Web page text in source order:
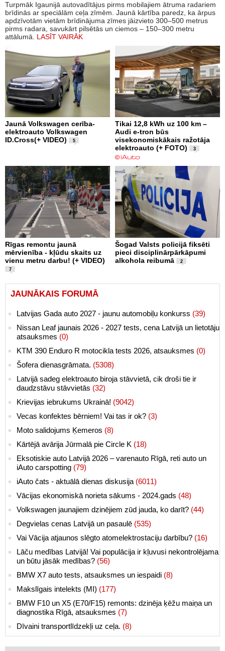
Turpmāk Igaunijā autovadītājus pirms mobilajiem ātruma radariem
brīdinās ar speciālām ceļa zīmēm. Jaunā kārtība paredz, ka ārpus
apdzīvotām vietām brīdinājuma zīmes jāizvieto 300–500 metrus
pirms radara, savukārt pilsētās un ciemos – 150–300 metru
attālumā. LASĪT VAIRĀK
Jaunā Volkswagen cerība-
elektroauto Volkswagen
ID.Cross(+ VIDEO)
5
Tikai 12,8 kWh uz 100 km –
Audi e-tron būs
visekonomiskākais ražotāja
elektroauto (+ FOTO)
3
Rīgas remontu jaunā
mērvienība - kļūdu skaits uz
vienu metru darbu! (+ VIDEO)
7
Šogad Valsts policijā fiksēti
pieci disciplinārpārkāpumi
alkohola reibumā
2
JAUNĀKAIS FORUMĀ
Latvijas Gada auto 2027 - jaunu automobiļu konkurss (39)
Nissan Leaf jaunais 2026 - 2027 tests, cena Latvijā un lietotāju
atsauksmes (0)
KTM 390 Enduro R motocikla tests 2026, atsauksmes (0)
Šofera dienasgrāmata. (5308)
Latvijā sadeg elektroauto biroja stāvvietā, cik droši tie ir
daudzstāvu stāvvietās (32)
Krievijas iebrukums Ukrainā! (9042)
Vecas konfektes bērniem! Vai tas ir ok? (3)
Moto salidojums Ķemeros (8)
Kārtējā avārija Jūrmalā pie Circle K (18)
Eksotiskie auto Latvijā 2026 – varenauto Rīgā, reti auto un
iAuto carspotting (79)
iAuto čats - aktuālā dienas diskusija (6011)
Vācijas ekonomiskā norieta sākums - 2024.gads (48)
Volkswagen jaunajiem dzinējiem zūd jauda, ko darīt? (44)
Degvielas cenas Latvijā un pasaulē (535)
Vai Vācija atjaunos slēgto atomelektrostaciju darbību? (16)
Lāču medības Latvijā! Vai populācija ir kļuvusi nekontrolējama
un būtu jāsāk medības? (56)
BMW X7 auto tests, atsauksmes un iespaidi (8)
Makslīgais intelekts (MI) (177)
BMW F10 un X5 (E70/F15) remonts: dzinēja ķēžu maiņa un
diagnostika Rīgā, atsauksmes (7)
Dīvaini transportlīdzekļi uz ceļa. (8)